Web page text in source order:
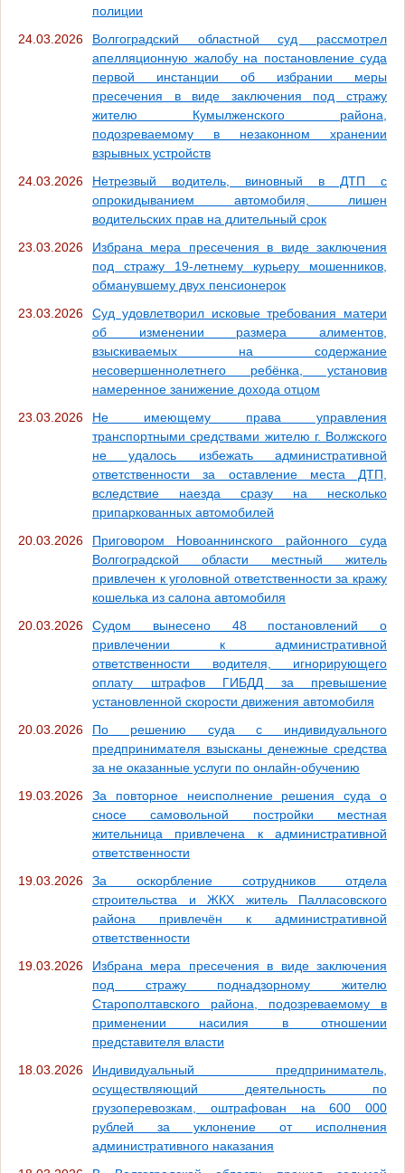
полиции
24.03.2026
Волгоградский областной суд рассмотрел
апелляционную жалобу на постановление суда
первой инстанции об избрании меры
пресечения в виде заключения под стражу
жителю Кумылженского района,
подозреваемому в незаконном хранении
взрывных устройств
24.03.2026
Нетрезвый водитель, виновный в ДТП с
опрокидыванием автомобиля, лишен
водительских прав на длительный срок
23.03.2026
Избрана мера пресечения в виде заключения
под стражу 19-летнему курьеру мошенников,
обманувшему двух пенсионерок
23.03.2026
Суд удовлетворил исковые требования матери
об изменении размера алиментов,
взыскиваемых на содержание
несовершеннолетнего ребёнка, установив
намеренное занижение дохода отцом
23.03.2026
Не имеющему права управления
транспортными средствами жителю г. Волжского
не удалось избежать административной
ответственности за оставление места ДТП,
вследствие наезда сразу на несколько
припаркованных автомобилей
20.03.2026
Приговором Новоаннинского районного суда
Волгоградской области местный житель
привлечен к уголовной ответственности за кражу
кошелька из салона автомобиля
20.03.2026
Судом вынесено 48 постановлений о
привлечении к административной
ответственности водителя, игнорирующего
оплату штрафов ГИБДД за превышение
установленной скорости движения автомобиля
20.03.2026
По решению суда с индивидуального
предпринимателя взысканы денежные средства
за не оказанные услуги по онлайн-обучению
19.03.2026
За повторное неисполнение решения суда о
сносе самовольной постройки местная
жительница привлечена к административной
ответственности
19.03.2026
За оскорбление сотрудников отдела
строительства и ЖКХ житель Палласовского
района привлечён к административной
ответственности
19.03.2026
Избрана мера пресечения в виде заключения
под стражу поднадзорному жителю
Старополтавского района, подозреваемому в
применении насилия в отношении
представителя власти
18.03.2026
Индивидуальный предприниматель,
осуществляющий деятельность по
грузоперевозкам, оштрафован на 600 000
рублей за уклонение от исполнения
административного наказания